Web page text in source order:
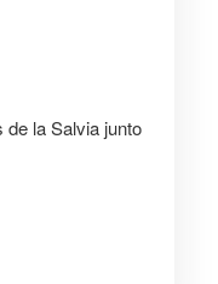
la Salvia junto